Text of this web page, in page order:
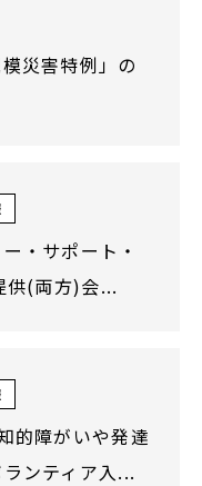
災害特例」の
・サポート・
供(両方)会...
的障がいや発達
ンティア入...